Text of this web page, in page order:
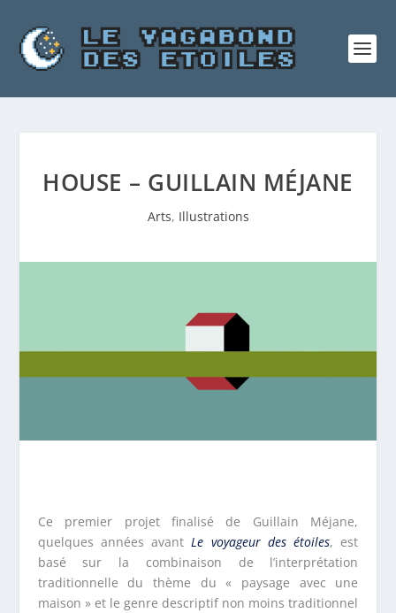
HOUSE – GUILLAIN MÉJANE
Arts, Illustrations
Ce premier projet finalisé de Guillain Méjane,
quelques années avant Le voyageur des étoiles, est
basé sur la combinaison de l’interprétation
traditionnelle du thème du « paysage avec une
maison » et le genre descriptif non moins traditionnel